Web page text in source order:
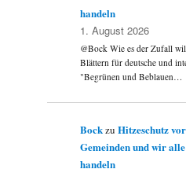
handeln
1. August 2026
@Bock Wie es der Zufall
Blättern für deutsche und
"Begrünen und Beblauen…
BockzuHitzeschutz
Gemeinden und wir
handeln